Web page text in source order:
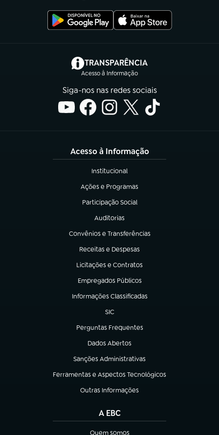
TRANSPARÊNCIA
Acesso à Informação
(abre em nova aba)
Siga-nos nas redes sociais
Acesso à Informação
Institucional
(abre em nova aba)
Ações e Programas
(abre em nova aba)
Participação Social
(abre em nova aba)
Auditorias
(abre em nova aba)
Convênios e Transferências
(abre em nova aba)
Receitas e Despesas
(abre em nova aba)
Licitações e Contratos
(abre em nova aba)
Empregados Públicos
(abre em nova aba)
Informações Classificadas
(abre em nova aba)
SIC
(abre em nova aba)
Perguntas Frequentes
(abre em nova aba)
Dados Abertos
(abre em nova aba)
Sanções Administrativas
(abre em nova aba)
Ferramentas e Aspectos Tecnológicos
(abre em nova aba)
Outras Informações
(abre em nova aba)
A EBC
Quem somos